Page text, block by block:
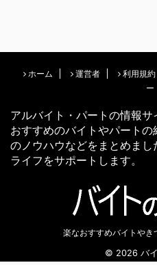
ホーム 運営者 利用規約
ー
アルバイト・パートの情報サ
おすすめのバイトやパート
のノウハウなどをまとめま
ライフをサポートします。
楽なおすすめバイトやき
© 2026 バ